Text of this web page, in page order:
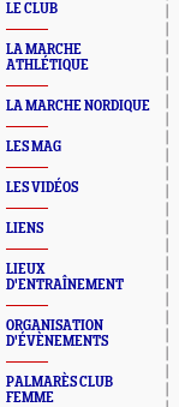
LE CLUB
LA MARCHE
ATHLÉTIQUE
LA MARCHE NORDIQUE
LES MAG
LES VIDÉOS
LIENS
LIEUX
D'ENTRAÎNEMENT
ORGANISATION
D'ÉVÈNEMENTS
PALMARÈS CLUB
FEMME